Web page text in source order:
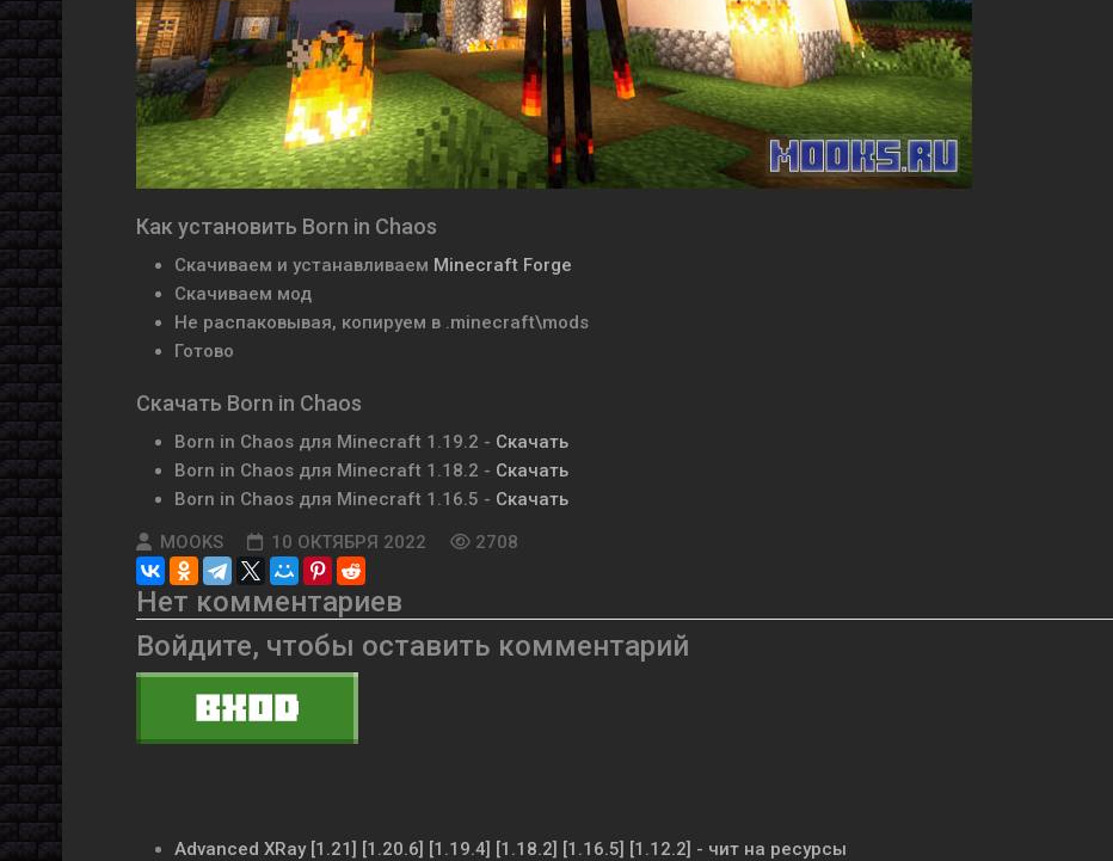
Как установить Born in Chaos
Скачиваем и устанавливаем Minecraft Forge
Скачиваем мод
Не распаковывая, копируем в .minecraft\mods
Готово
Скачать Born in Chaos
Born in Chaos для Minecraft 1.19.2 - Скачать
Born in Chaos для Minecraft 1.18.2 - Скачать
Born in Chaos для Minecraft 1.16.5 - Скачать
MOOKS
10 ОКТЯБРЯ 2022 2708
Нет комментариев
Войдите, чтобы оставить комментарий
Advanced XRay [1.21] [1.20.6] [1.19.4] [1.18.2] [1.16.5] [1.12.2] - чит на ресурсы